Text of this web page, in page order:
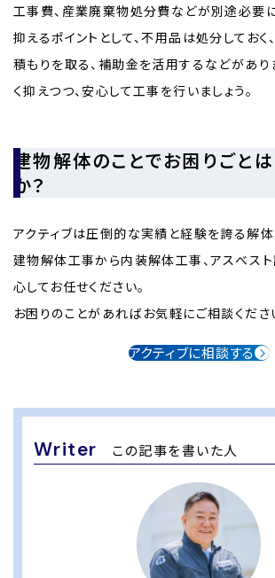
工事費、産業廃棄物処分費などが別途必要
抑えるポイントとして、不用品は処分してお
積もりを取る、補助金を活用するなどがあり
く抑えつつ、安心して工事を行いましょう。
建物解体のことでお困りごと
か？
アクティブは圧倒的な実績と経験を誇る解体
建物解体工事から内装解体工事、アスベス
心してお任せください。
お困りのことがあればお気軽にご相談くださ
アクティブに相談する
Writer この記事を書いた人